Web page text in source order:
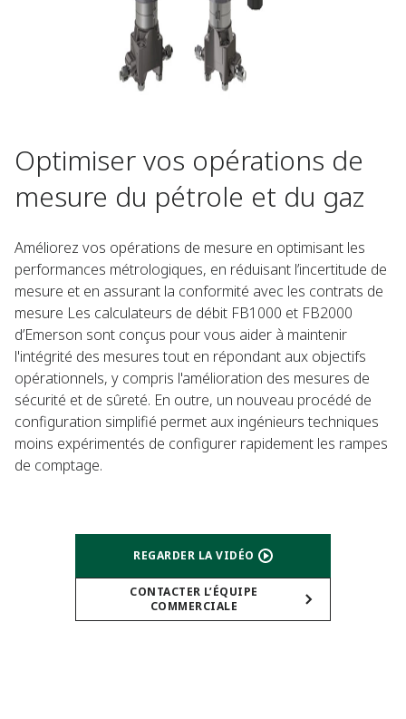
Optimiser vos opérations de
mesure du pétrole et du gaz
Améliorez vos opérations de mesure en optimisant les
performances métrologiques, en réduisant l’incertitude de
mesure et en assurant la conformité avec les contrats de
mesure Les calculateurs de débit FB1000 et FB2000
d’Emerson sont conçus pour vous aider à maintenir
l'intégrité des mesures tout en répondant aux objectifs
opérationnels, y compris l'amélioration des mesures de
sécurité et de sûreté. En outre, un nouveau procédé de
configuration simplifié permet aux ingénieurs techniques
moins expérimentés de configurer rapidement les rampes
de comptage.
REGARDER LA VIDÉO
CONTACTER L’ÉQUIPE
COMMERCIALE